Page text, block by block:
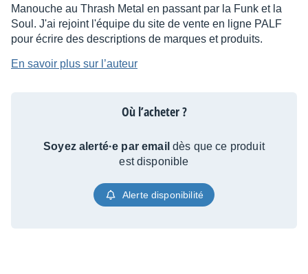
Manouche au Thrash Metal en passant par la Funk et la
Soul. J'ai rejoint l'équipe du site de vente en ligne PALF
pour écrire des descriptions de marques et produits.
En savoir plus sur l’auteur
Où l’acheter ?
Soyez alerté·e par email dès que ce produit
est disponible
Alerte disponibilité